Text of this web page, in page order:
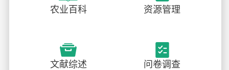
农业百科 资源管理
文献综述 问卷调查